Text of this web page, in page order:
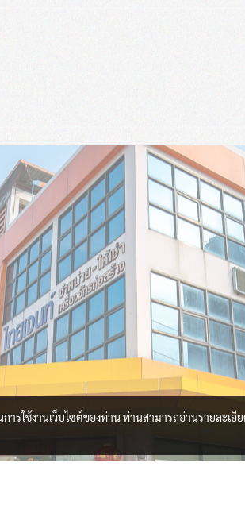
รใช้งานเว็บไซต์ของท่าน ท่านสามารถอ่านรายละเอี